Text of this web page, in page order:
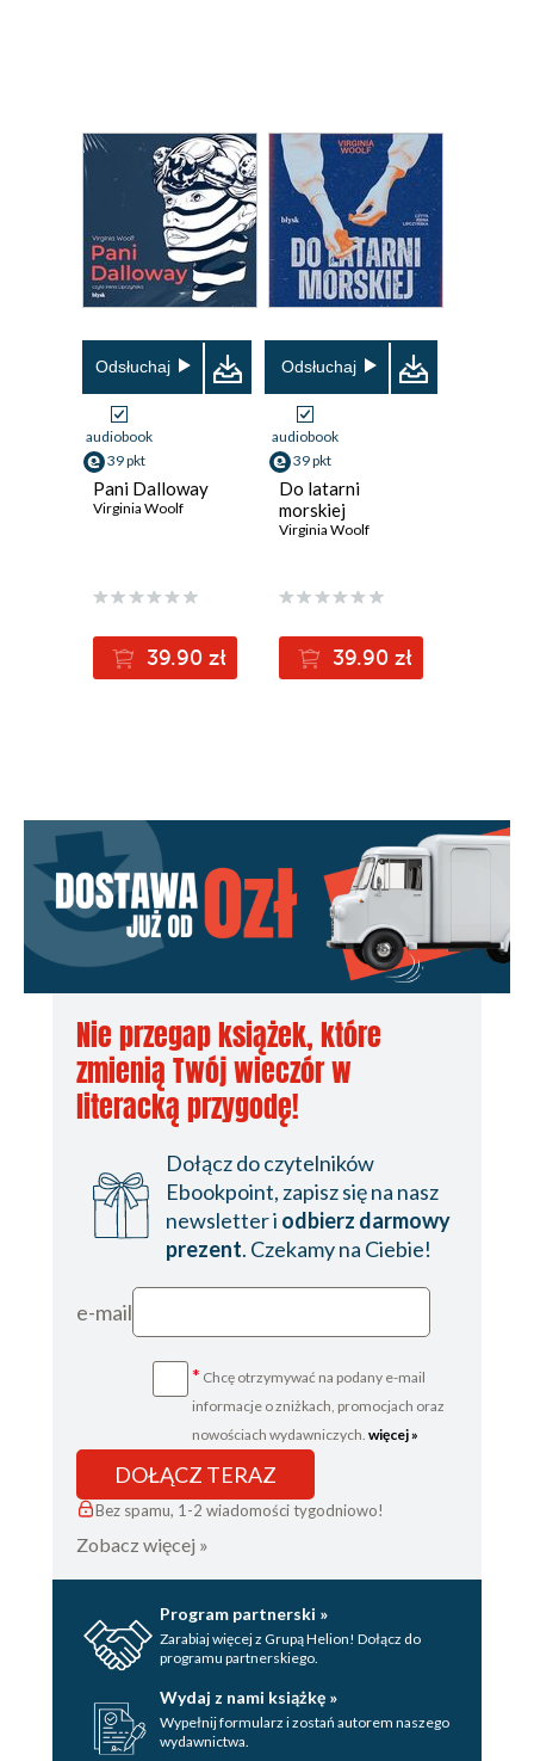
Odsłuchaj
audiobook
39 pkt
Pani Dalloway
Virginia Woolf
39.90 zł
Odsłuchaj
audiobook
39 pkt
Do latarni
morskiej
Virginia Woolf
39.90 zł
Nie przegap książek, które
zmienią Twój wieczór w
literacką przygodę!
Dołącz do czytelników
Ebookpoint, zapisz się na nasz
newsletter i odbierz darmowy
prezent. Czekamy na Ciebie!
e-mail
* Chcę otrzymywać na podany e-mail
informacje o zniżkach, promocjach oraz
nowościach wydawniczych. więcej »
DOŁĄCZ TERAZ
Bez spamu, 1-2 wiadomości tygodniowo!
Zobacz więcej »
Program partnerski »
Zarabiaj więcej z Grupą Helion! Dołącz do
programu partnerskiego.
Wydaj z nami książkę »
Wypełnij formularz i zostań autorem naszego
wydawnictwa.